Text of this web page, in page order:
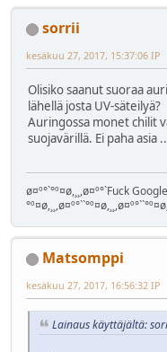
sorrii
kesäkuu 27, 2017, 15:37:06 IP
Olisiko saanut suoraa
lähellä josta UV-säteilyä?
Auringossa monet chilit
suojavärillä. Ei paha asia
ø¤º°`°º¤ø,¸¸,ø¤º°`Fuck
Matsomppi
kesäkuu 27, 2017, 16:56:32 IP
Lainaus käyttäjältä: